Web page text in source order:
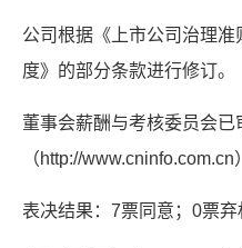
公司根据《上市公司治理
度》的部分条款进行修订。
董事会薪酬与考核委员会
（http://
表决结果：7票同意；0票弃